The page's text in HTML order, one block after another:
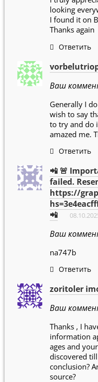
looking
I found it on
Thanks again
Ответить
Ваш
Generally I
wish to say
to try and do
amazed me.
Ответить
📲 🚨
failed.
https://
📲
Ваш
na747b
Ответить
zoritoler
Ваш
Thanks , I
information
ages and
discovered
conclusion?
source?